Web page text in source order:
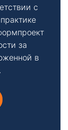
с
за
в